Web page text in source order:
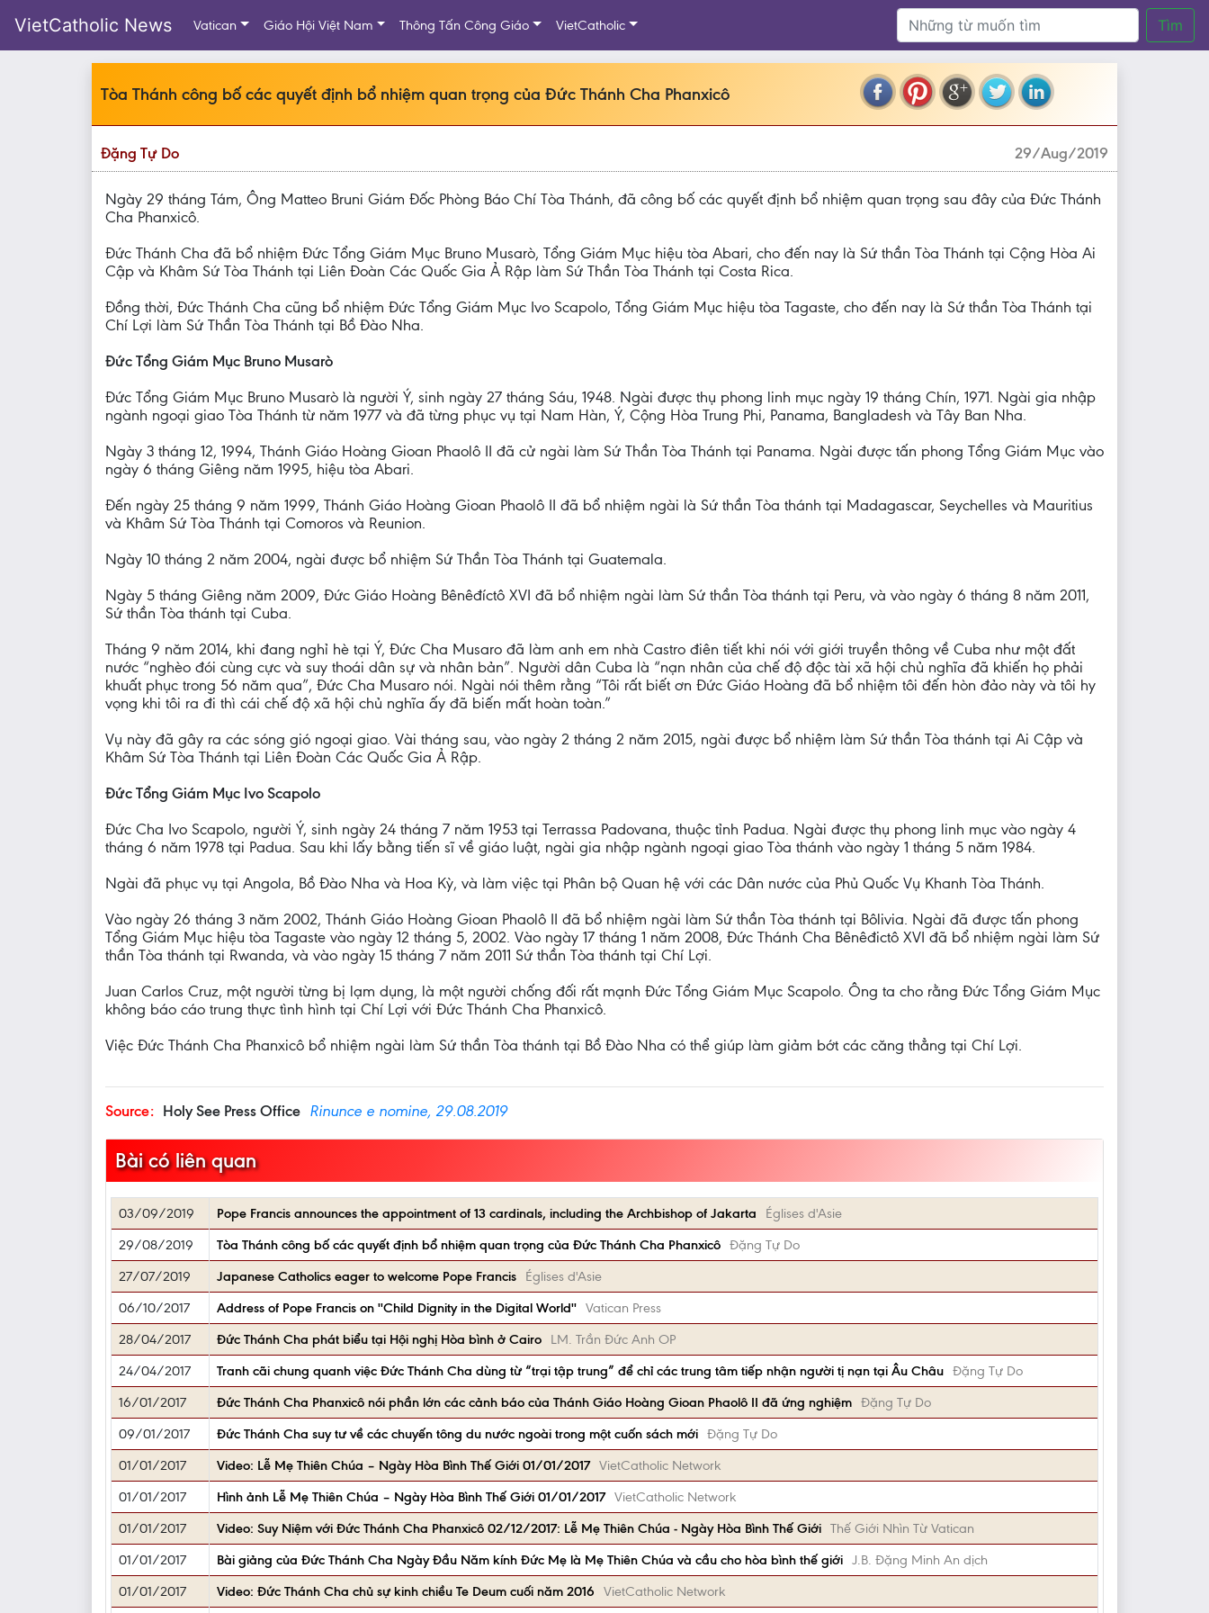
VietCatholic News Vatican Giáo Hội Việt Nam Thông Tấn Công Giáo VietCatholic Tìm
Tòa Thánh công bố các quyết định bổ nhiệm quan trọng của Đức Thánh Cha Phanxicô
Đặng Tự Do 29/Aug/2019
Ngày 29 tháng Tám, Ông Matteo Bruni Giám Đốc Phòng Báo Chí Tòa Thánh, đã công bố các quyết định bổ nhiệm quan trọng sau đây của Đức Thánh
Cha Phanxicô.
Đức Thánh Cha đã bổ nhiệm Đức Tổng Giám Mục Bruno Musarò, Tổng Giám Mục hiệu tòa Abari, cho đến nay là Sứ thần Tòa Thánh tại Cộng Hòa Ai
Cập và Khâm Sứ Tòa Thánh tại Liên Đoàn Các Quốc Gia Ả Rập làm Sứ Thần Tòa Thánh tại Costa Rica.
Đồng thời, Đức Thánh Cha cũng bổ nhiệm Đức Tổng Giám Mục Ivo Scapolo, Tổng Giám Mục hiệu tòa Tagaste, cho đến nay là Sứ thần Tòa Thánh tại
Chí Lợi làm Sứ Thần Tòa Thánh tại Bồ Đào Nha.
Đức Tổng Giám Mục Bruno Musarò
Đức Tổng Giám Mục Bruno Musarò là người Ý, sinh ngày 27 tháng Sáu, 1948. Ngài được thụ phong linh mục ngày 19 tháng Chín, 1971. Ngài gia nhập
ngành ngoại giao Tòa Thánh từ năm 1977 và đã từng phục vụ tại Nam Hàn, Ý, Cộng Hòa Trung Phi, Panama, Bangladesh và Tây Ban Nha.
Ngày 3 tháng 12, 1994, Thánh Giáo Hoàng Gioan Phaolô II đã cử ngài làm Sứ Thần Tòa Thánh tại Panama. Ngài được tấn phong Tổng Giám Mục vào
ngày 6 tháng Giêng năm 1995, hiệu tòa Abari.
Đến ngày 25 tháng 9 năm 1999, Thánh Giáo Hoàng Gioan Phaolô II đã bổ nhiệm ngài là Sứ thần Tòa thánh tại Madagascar, Seychelles và Mauritius
và Khâm Sứ Tòa Thánh tại Comoros và Reunion.
Ngày 10 tháng 2 năm 2004, ngài được bổ nhiệm Sứ Thần Tòa Thánh tại Guatemala.
Ngày 5 tháng Giêng năm 2009, Đức Giáo Hoàng Bênêđíctô XVI đã bổ nhiệm ngài làm Sứ thần Tòa thánh tại Peru, và vào ngày 6 tháng 8 năm 2011,
Sứ thần Tòa thánh tại Cuba.
Tháng 9 năm 2014, khi đang nghỉ hè tại Ý, Đức Cha Musaro đã làm anh em nhà Castro điên tiết khi nói với giới truyền thông về Cuba như một đất
nước “nghèo đói cùng cực và suy thoái dân sự và nhân bản”. Người dân Cuba là “nạn nhân của chế độ độc tài xã hội chủ nghĩa đã khiến họ phải
khuất phục trong 56 năm qua”, Đức Cha Musaro nói. Ngài nói thêm rằng “Tôi rất biết ơn Đức Giáo Hoàng đã bổ nhiệm tôi đến hòn đảo này và tôi hy
vọng khi tôi ra đi thì cái chế độ xã hội chủ nghĩa ấy đã biến mất hoàn toàn.”
Vụ này đã gây ra các sóng gió ngoại giao. Vài tháng sau, vào ngày 2 tháng 2 năm 2015, ngài được bổ nhiệm làm Sứ thần Tòa thánh tại Ai Cập và
Khâm Sứ Tòa Thánh tại Liên Đoàn Các Quốc Gia Ả Rập.
Đức Tổng Giám Mục Ivo Scapolo
Đức Cha Ivo Scapolo, người Ý, sinh ngày 24 tháng 7 năm 1953 tại Terrassa Padovana, thuộc tỉnh Padua. Ngài được thụ phong linh mục vào ngày 4
tháng 6 năm 1978 tại Padua. Sau khi lấy bằng tiến sĩ về giáo luật, ngài gia nhập ngành ngoại giao Tòa thánh vào ngày 1 tháng 5 năm 1984.
Ngài đã phục vụ tại Angola, Bồ Đào Nha và Hoa Kỳ, và làm việc tại Phân bộ Quan hệ với các Dân nước của Phủ Quốc Vụ Khanh Tòa Thánh.
Vào ngày 26 tháng 3 năm 2002, Thánh Giáo Hoàng Gioan Phaolô II đã bổ nhiệm ngài làm Sứ thần Tòa thánh tại Bôlivia. Ngài đã được tấn phong
Tổng Giám Mục hiệu tòa Tagaste vào ngày 12 tháng 5, 2002. Vào ngày 17 tháng 1 năm 2008, Đức Thánh Cha Bênêđictô XVI đã bổ nhiệm ngài làm Sứ
thần Tòa thánh tại Rwanda, và vào ngày 15 tháng 7 năm 2011 Sứ thần Tòa thánh tại Chí Lợi.
Juan Carlos Cruz, một người từng bị lạm dụng, là một người chống đối rất mạnh Đức Tổng Giám Mục Scapolo. Ông ta cho rằng Đức Tổng Giám Mục
không báo cáo trung thực tình hình tại Chí Lợi với Đức Thánh Cha Phanxicô.
Việc Đức Thánh Cha Phanxicô bổ nhiệm ngài làm Sứ thần Tòa thánh tại Bồ Đào Nha có thể giúp làm giảm bớt các căng thẳng tại Chí Lợi.
Source: Holy See Press Office Rinunce e nomine, 29.08.2019
Bài có liên quan
03/09/2019 Pope Francis announces the appointment of 13 cardinals, including the Archbishop of Jakarta
Églises d'Asie
29/08/2019
Tòa Thánh công bố các quyết định bổ nhiệm quan trọng của Đức Thánh Cha Phanxicô Đặng Tự Do
27/07/2019
Japanese Catholics eager to welcome Pope Francis
Églises d'Asie
06/10/2017
Address of Pope Francis on ''Child Dignity in the Digital World'' Vatican Press
28/04/2017
Đức Thánh Cha phát biểu tại Hội nghị Hòa bình ở Cairo
LM. Trần Đức Anh OP
24/04/2017
Tranh cãi chung quanh việc Đức Thánh Cha dùng từ “trại tập trung” để chỉ các trung tâm tiếp nhận người tị nạn tại Âu Châu Đặng Tự Do
16/01/2017
Đức Thánh Cha Phanxicô nói phần lớn các cảnh báo của Thánh Giáo Hoàng Gioan Phaolô II đã ứng nghiệm Đặng Tự Do
09/01/2017
Đức Thánh Cha suy tư về các chuyến tông du nước ngoài trong một cuốn sách mới Đặng Tự Do
01/01/2017
Video: Lễ Mẹ Thiên Chúa – Ngày Hòa Bình Thế Giới 01/01/2017 VietCatholic Network
01/01/2017
Hình ảnh Lễ Mẹ Thiên Chúa – Ngày Hòa Bình Thế Giới 01/01/2017 VietCatholic Network
01/01/2017
Video: Suy Niệm với Đức Thánh Cha Phanxicô 02/12/2017: Lễ Mẹ Thiên Chúa - Ngày Hòa Bình Thế Giới Thế Giới Nhìn Từ Vatican
01/01/2017
Bài giảng của Đức Thánh Cha Ngày Đầu Năm kính Đức Mẹ là Mẹ Thiên Chúa và cầu cho hòa bình thế giới J.B. Đặng Minh An dịch
01/01/2017
Video: Đức Thánh Cha chủ sự kinh chiều Te Deum cuối năm 2016 VietCatholic Network